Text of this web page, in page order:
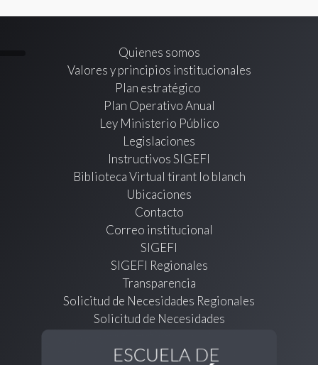
Quienes somos
Valores y principios institucionales
Plan estratégico
Plan Operativo Anual
Ley Ministerio Público
Legislaciones
Instructivos SIGEFI
Biblioteca Virtual tirant lo blanch
Ubicaciones
Contacto
Correo institucional
SIGEFI
SIGEFI Regionales
Transparencia
Solicitud de Necesidades Regionales
Solicitud de Necesidades